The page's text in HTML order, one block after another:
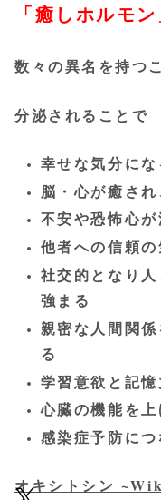
「癒しホルモ
数々の異名を持つ
分泌されることで
幸せな気分にな
脳・心が癒さ
不安や恐怖心が
他者への信頼
社交的となり
強まる
親密な人間関
る
学習意欲と記憶
心臓の機能を上
感染症予防につ
オキシトシン